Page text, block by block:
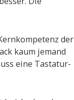
der
kaum jemand
eine Tastatur-